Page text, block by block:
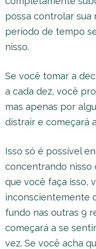
possa controlar sua
período de tempo
nisso.
Se você tomar a
a cada dez, você
mas apenas por
distrair e começará
Isso só é possível
concentrando nisso
que você faça isso,
inconscientemente
fundo nas outras 9
começará a se
vez. Se você acha